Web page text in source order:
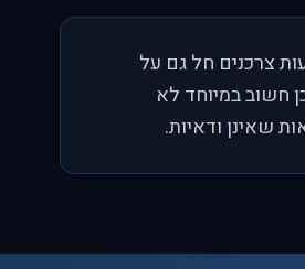
צרכנים חל גם על
חשוב במיוחד לא
שאינן ודאיות.